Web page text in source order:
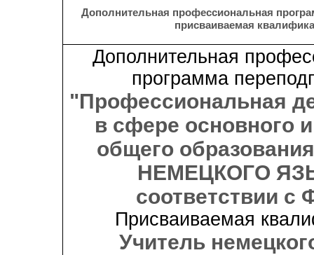
Дополнительная профессиональная
присваиваемая
Дополнительная
программа
"Профессиональная
в сфере основного
общего
НЕМЕЦКОГО
соответствии с
Присваиваемая
Учитель